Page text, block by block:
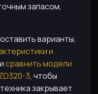
запасом,
варианты,
и
исравнить модели
3, чтобы
закрывает